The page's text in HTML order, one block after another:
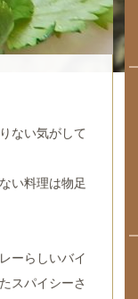
ない気がして
い料理は物足
ーらしいバイ
スパイシーさ